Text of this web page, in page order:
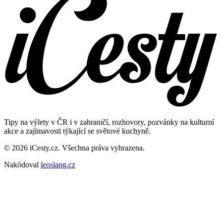
Tipy na výlety v ČR i v zahraničí, rozhovory, pozvánky na kulturní
akce a zajímavosti týkající se světové kuchyně.
© 2026 iCesty.cz. Všechna práva vyhrazena.
Nakódoval leoslang.cz